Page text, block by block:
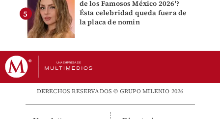
de los Famosos México 2026'?
Ésta celebridad queda fuera de
la placa de nomin
DERECHOS RESERVADOS © GRUPO MILENIO 2026